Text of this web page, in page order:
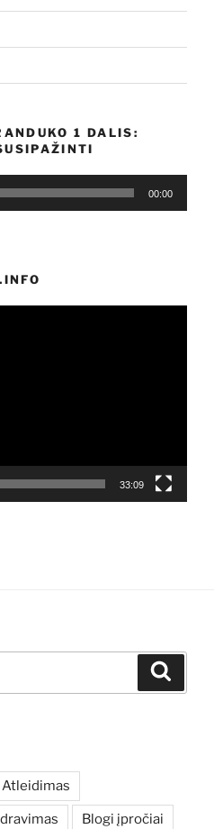
1 DALIS:
00:00
33:09
Atleidimas
Blogi įpročiai